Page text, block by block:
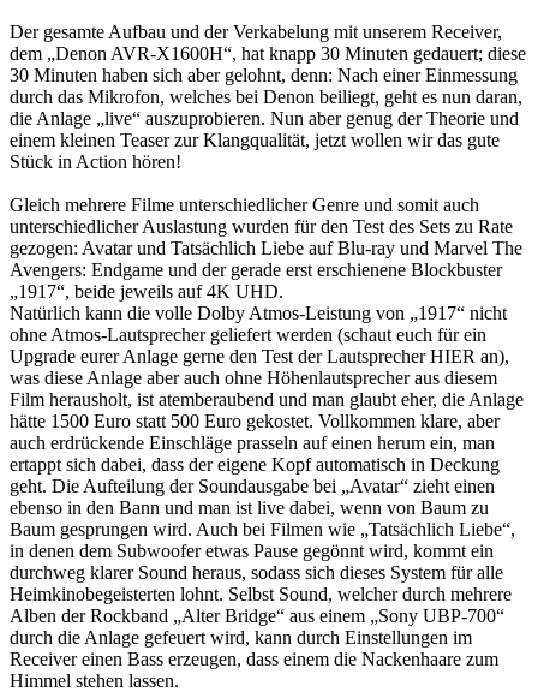
Der gesamte Aufbau und der Verkabelung mit unserem Receiver,
dem „Denon AVR-X1600H“, hat knapp 30 Minuten gedauert; diese
30 Minuten haben sich aber gelohnt, denn: Nach einer Einmessung
durch das Mikrofon, welches bei Denon beiliegt, geht es nun daran,
die Anlage „live“ auszuprobieren. Nun aber genug der Theorie und
einem kleinen Teaser zur Klangqualität, jetzt wollen wir das gute
Stück in Action hören!
Gleich mehrere Filme unterschiedlicher Genre und somit auch
unterschiedlicher Auslastung wurden für den Test des Sets zu Rate
gezogen: Avatar und Tatsächlich Liebe auf Blu-ray und Marvel The
Avengers: Endgame und der gerade erst erschienene Blockbuster
„1917“, beide jeweils auf 4K UHD.
Natürlich kann die volle Dolby Atmos-Leistung von „1917“ nicht
ohne Atmos-Lautsprecher geliefert werden (schaut euch für ein
Upgrade eurer Anlage gerne den Test der Lautsprecher HIER an),
was diese Anlage aber auch ohne Höhenlautsprecher aus diesem
Film herausholt, ist atemberaubend und man glaubt eher, die Anlage
hätte 1500 Euro statt 500 Euro gekostet. Vollkommen klare, aber
auch erdrückende Einschläge prasseln auf einen herum ein, man
ertappt sich dabei, dass der eigene Kopf automatisch in Deckung
geht. Die Aufteilung der Soundausgabe bei „Avatar“ zieht einen
ebenso in den Bann und man ist live dabei, wenn von Baum zu
Baum gesprungen wird. Auch bei Filmen wie „Tatsächlich Liebe“,
in denen dem Subwoofer etwas Pause gegönnt wird, kommt ein
durchweg klarer Sound heraus, sodass sich dieses System für alle
Heimkinobegeisterten lohnt. Selbst Sound, welcher durch mehrere
Alben der Rockband „Alter Bridge“ aus einem „Sony UBP-700“
durch die Anlage gefeuert wird, kann durch Einstellungen im
Receiver einen Bass erzeugen, dass einem die Nackenhaare zum
Himmel stehen lassen.